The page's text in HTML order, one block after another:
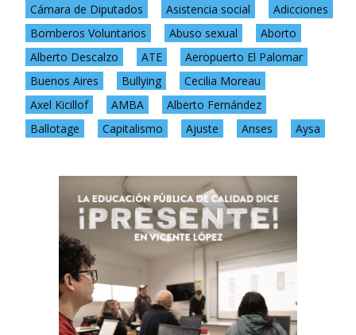
Cámara de Diputados Asistencia social
Adicciones
Bomberos Voluntarios
Abuso sexual
Aborto
Alberto Descalzo
ATE
Aeropuerto El Palomar
Buenos Aires
Bullying
Cecilia Moreau
Axel Kicillof
AMBA
Alberto Fernández
Ballotage
Capitalismo Ajuste Anses Aysa